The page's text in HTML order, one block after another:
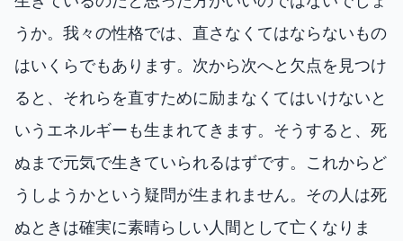
うか。我々の性格では、直さなくてはならないもの
はいくらでもあります。次から次へと欠点を見つけ
ると、それらを直すために励まなくてはいけないと
いうエネルギーも生まれてきます。そうすると、死
ぬまで元気で生きていられるはずです。これからど
うしようかという疑問が生まれません。その人は死
ぬときは確実に素晴らしい人間として亡くなりま